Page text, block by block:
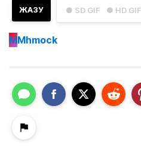
● SD GIF ● HD GIF
ЖАЗУ
MMhmock